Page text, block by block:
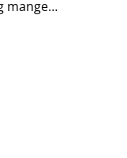
mange…